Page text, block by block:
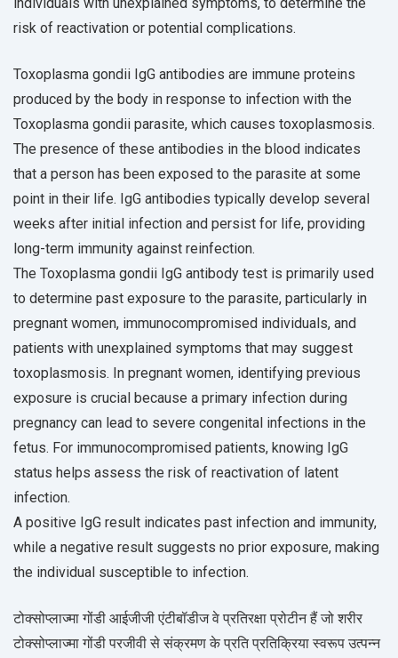
individuals with unexplained symptoms, to determine the
risk of reactivation or potential complications.
Toxoplasma gondii IgG antibodies are immune proteins
produced by the body in response to infection with the
Toxoplasma gondii parasite, which causes toxoplasmosis.
The presence of these antibodies in the blood indicates
that a person has been exposed to the parasite at some
point in their life. IgG antibodies typically develop several
weeks after initial infection and persist for life, providing
long-term immunity against reinfection.
The Toxoplasma gondii IgG antibody test is primarily used
to determine past exposure to the parasite, particularly in
pregnant women, immunocompromised individuals, and
patients with unexplained symptoms that may suggest
toxoplasmosis. In pregnant women, identifying previous
exposure is crucial because a primary infection during
pregnancy can lead to severe congenital infections in the
fetus. For immunocompromised patients, knowing IgG
status helps assess the risk of reactivation of latent
infection.
A positive IgG result indicates past infection and immunity,
while a negative result suggests no prior exposure, making
the individual susceptible to infection.
टोक्सोप्लाज्मा गोंडी आईजीजी एंटीबॉडीज वे प्रतिरक्षा प्रोटीन हैं जो शरीर
टोक्सोप्लाज्मा गोंडी परजीवी से संक्रमण के प्रति प्रतिक्रिया स्वरूप उत्पन्न